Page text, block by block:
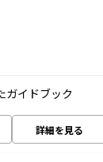
ガイドブック
詳細を見る